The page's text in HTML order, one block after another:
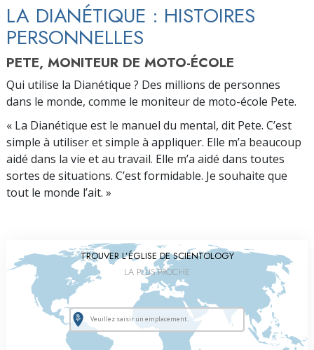
LA DIANÉTIQUE : HISTOIRES
PERSONNELLES
PETE, MONITEUR DE MOTO-ÉCOLE
Qui utilise la Dianétique ? Des millions de personnes
dans le monde, comme le moniteur de moto-école Pete.
« La Dianétique est le manuel du mental, dit Pete. C’est
simple à utiliser et simple à appliquer. Elle m’a beaucoup
aidé dans la vie et au travail. Elle m’a aidé dans toutes
sortes de situations. C’est formidable. Je souhaite que
tout le monde l’ait. »
TROUVER L’ÉGLISE DE SCIENTOLOGY
LA PLUS PROCHE